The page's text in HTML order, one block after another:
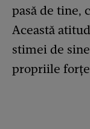
pasă de tine,
Această
stimei de
propriile